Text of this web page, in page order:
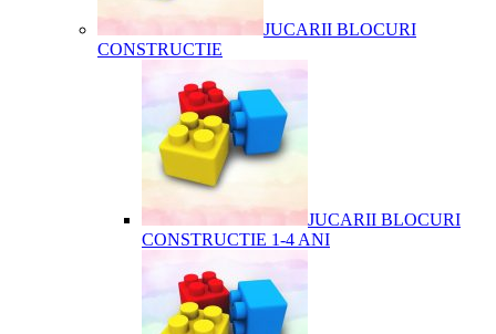
JUCARII BLOCURI
CONSTRUCTIE
JUCARII BLOCURI
CONSTRUCTIE 1-4 ANI